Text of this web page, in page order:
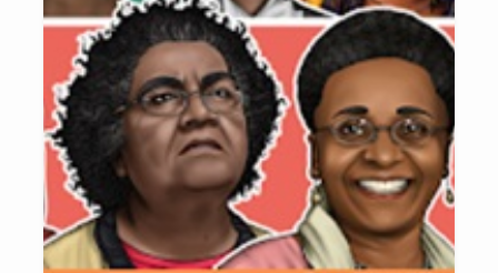
alfabetizados, analfabetos funcionais e pessos com baixa ou
nenhuma visão. No caso dos adultos em presídios, são produzidos
relatórios escritos ou orais para a remição de pena. Cada livro
reduz em 4 dias, até 48 dias por ano.
Com o apoio de parceiros (Funap e SAP/SP), já passaram pelos
107 clubes abertos no cárcere em 20 presídios, desde 2009, mais
de 10.000 detentos. Já na Fundação Casa foram implantados 70
unidades do Clube de Leitura 2.0 em 28 unidades, que atenderam
709 adolescentes.
Além disso, participaram das Jornadas de Leitura, desde 2020,
mais de 240 mil pessoas, entre agentes judiciários e penitenciários,
educadores, pessoas em privação de liberdade e seus familiares,
com transmissão ao vivo em unidades em mais de 400 no País.